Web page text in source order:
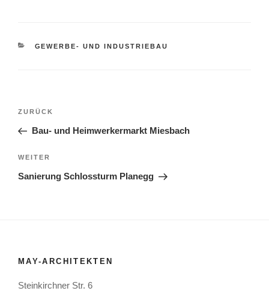
KATEGORIEN
GEWERBE- UND INDUSTRIEBAU
Beitragsnavigation
Vorheriger
Beitrag
ZURÜCK
Bau- und Heimwerkermarkt Miesbach
Nächster
Beitrag
WEITER
Sanierung Schlossturm Planegg
MAY-ARCHITEKTEN
Steinkirchner Str. 6